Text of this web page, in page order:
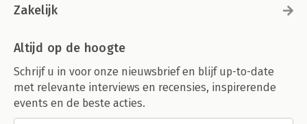
Zakelijk
Altijd op de hoogte
Schrijf u in voor onze nieuwsbrief en blijf up-to-date
met relevante interviews en recensies, inspirerende
events en de beste acties.